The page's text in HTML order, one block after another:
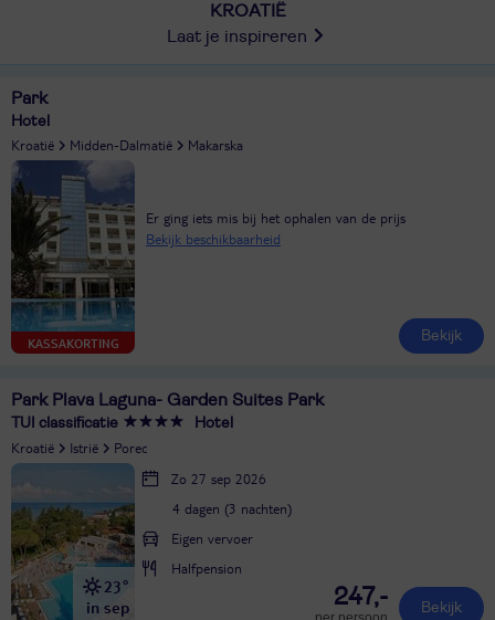
KROATIË
Laat je inspireren
Park
Hotel
Kroatië Midden-Dalmatië Makarska
KASSAKORTING
Er ging iets mis bij het ophalen van de prijs
Bekijk beschikbaarheid
Bekijk
Park Plava Laguna- Garden Suites Park
TUI classificatie Hotel
Kroatië Istrië Porec
23°
in sep
Zo 27 sep 2026
4 dagen (3 nachten)
Eigen vervoer
Halfpension
247,- Bekijk